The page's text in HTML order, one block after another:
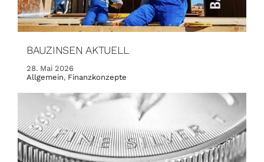
BAUZINSEN AKTUELL
28. Mai 2026
Allgemein, Finanzkonzepte